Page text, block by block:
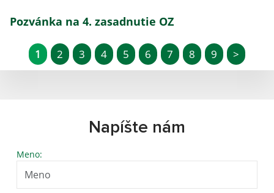
Pozvánka na 4. zasadnutie OZ
1 2 3 4 5 6 7 8 9 >
Napíšte nám
Meno: